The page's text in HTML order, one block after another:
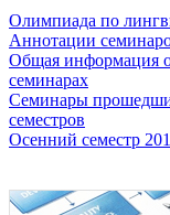
Олимпиада по
Аннотации
Общая информация
семинарах
Семинары
семестров
Осенний семестр